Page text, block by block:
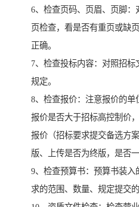
6、检查页码、页眉、页脚
页检查，看是否有重页或缺
正确。
7、检查投标内容：对照招
规定。
8、检查报价：注意报价的
报价是否大于招标高控制价
报价（招标要求提交备选方
版、上传是否为终版，是否一
9、检查预算书：预算书装
求的范围、数量、规定提交的